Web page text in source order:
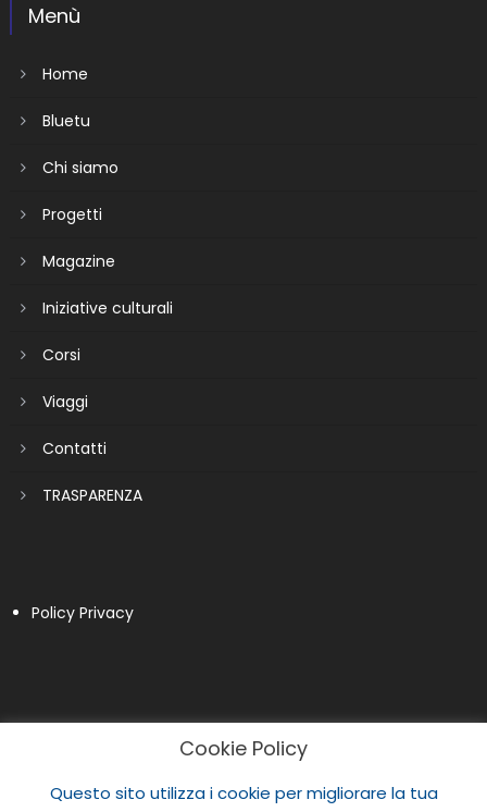
Menù
Home
Bluetu
Chi siamo
Progetti
Magazine
Iniziative culturali
Corsi
Viaggi
Contatti
TRASPARENZA
Policy Privacy
Cookie Policy
Questo sito utilizza i cookie per migliorare la tua